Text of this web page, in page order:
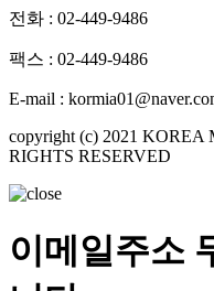
전화 : 02-449-9486
팩스 : 02-449-9486
E-mail :
copyright (c) 2021
RIGHTS RESERVED
이메일주소